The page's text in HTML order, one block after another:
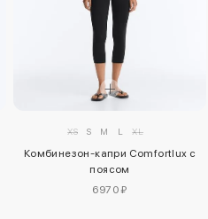
XS S M L XL
Комбинезон-капри Comfortlux с
поясом
6970 ₽